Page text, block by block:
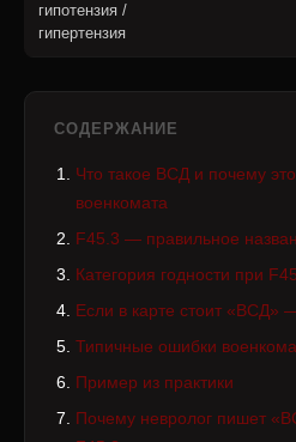
гипотензия /
гипертензия
СОДЕРЖАНИЕ
Что такое ВСД и почему
военкомата
F45.3 — правильное
Категория годности при
Если в карте стоит «ВСД»
Типичные ошибки
Пример из практики
Почему невролог пишет